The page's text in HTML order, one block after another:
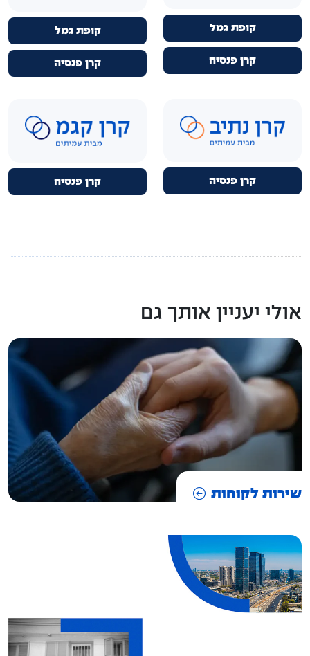
קופת גמל
קרן פנסיה
קופת גמל
קרן פנסיה
קרן פנסיה קרן פנסיה
אולי יעניין אותך גם
שירות לקוחות